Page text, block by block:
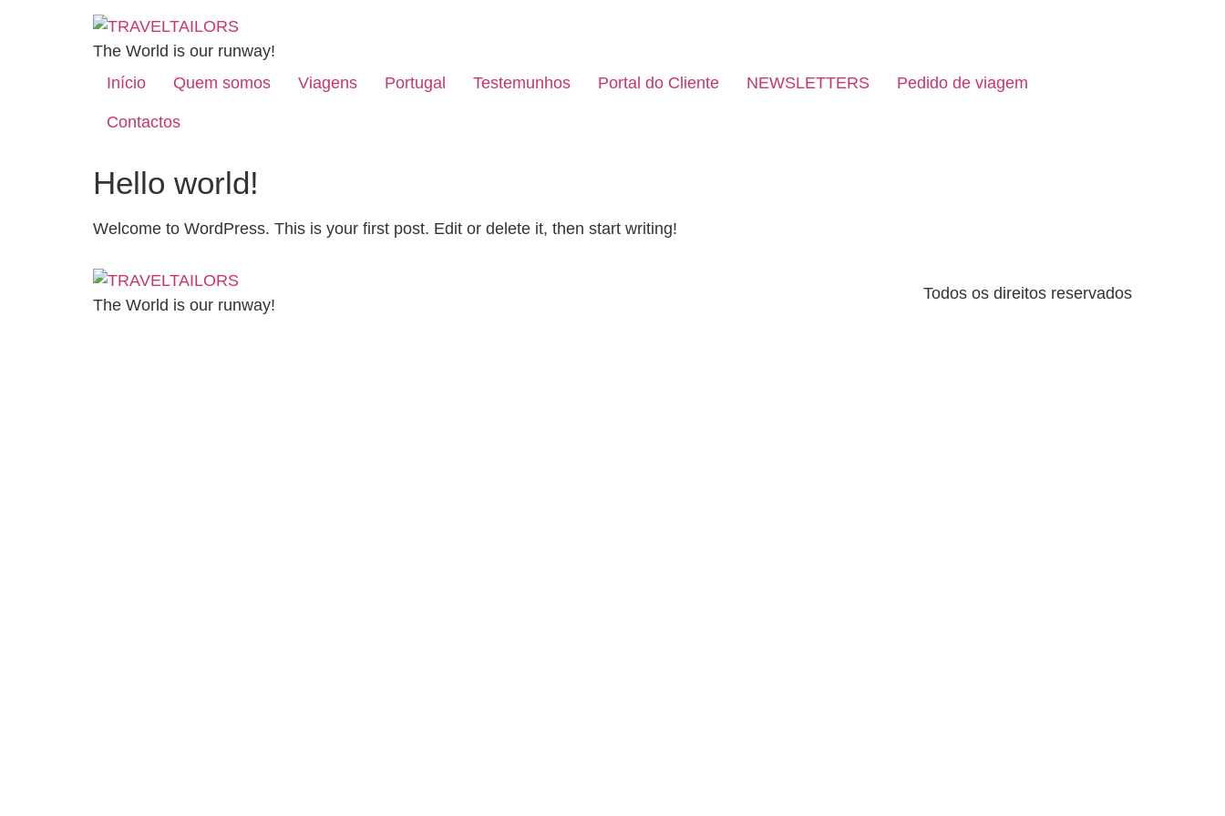
The World is our runway!
Início
Quem somos Viagens Portugal Testemunhos Portal do Cliente NEWSLETTERS Pedido de viagem
Contactos
Hello world!
Welcome to WordPress. This is your first post. Edit or delete it, then start writing!
The World is our runway!
Todos os direitos reservados